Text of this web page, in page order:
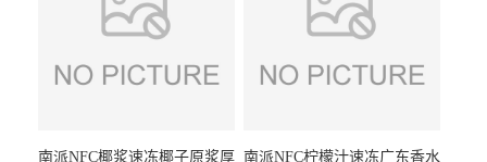
南派NFC椰浆速冻椰子原浆厚 南派NFC柠檬汁速冻广东香水